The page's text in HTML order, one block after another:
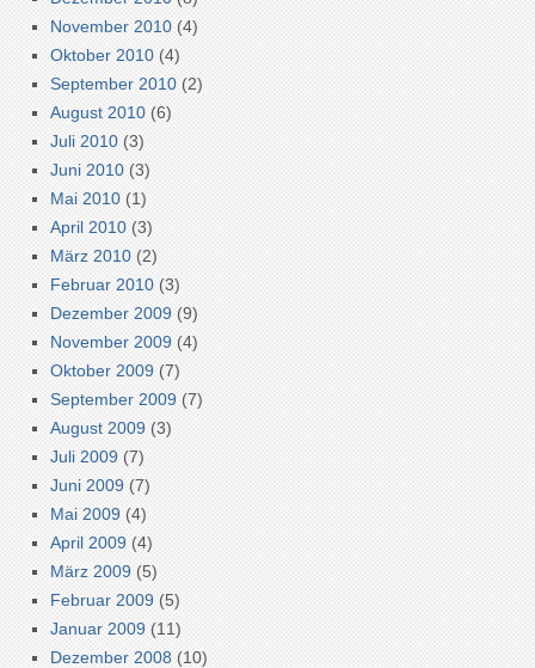
November 2010 (4)
Oktober 2010 (4)
September 2010 (2)
August 2010 (6)
Juli 2010 (3)
Juni 2010 (3)
Mai 2010 (1)
April 2010 (3)
März 2010 (2)
Februar 2010 (3)
Dezember 2009 (9)
November 2009 (4)
Oktober 2009 (7)
September 2009 (7)
August 2009 (3)
Juli 2009 (7)
Juni 2009 (7)
Mai 2009 (4)
April 2009 (4)
März 2009 (5)
Februar 2009 (5)
Januar 2009 (11)
Dezember 2008 (10)